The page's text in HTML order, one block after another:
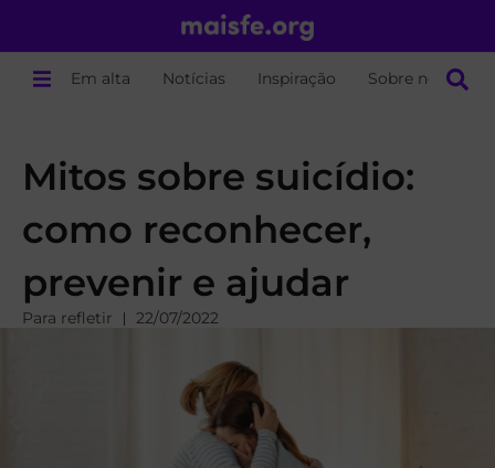
Em alta Notícias Inspiração Sobre nós
Mitos sobre suicídio:
como reconhecer,
prevenir e ajudar
Para refletir 22/07/2022